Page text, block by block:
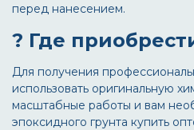
перед нанесением.
? Где
Для получения
использовать оригинальную
масштабные работы и вам
эпоксидного грунта купить